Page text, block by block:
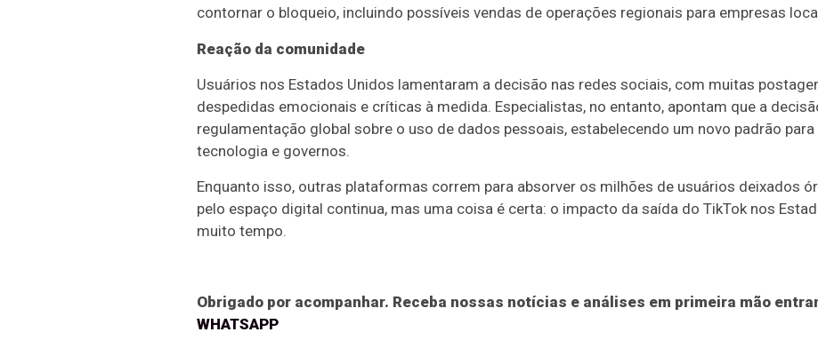
contornar o bloqueio, incluindo possíveis vendas de operações regionais para empresas
Reação da comunidade
Usuários nos Estados Unidos lamentaram a decisão nas redes sociais, com muitas
despedidas emocionais e críticas à medida. Especialistas, no entanto, apontam que a
regulamentação global sobre o uso de dados pessoais, estabelecendo um novo padrão
tecnologia e governos.
Enquanto isso, outras plataformas correm para absorver os milhões de usuários deixados
pelo espaço digital continua, mas uma coisa é certa: o impacto da saída do TikTok nos
muito tempo.
Obrigado por acompanhar. Receba nossas notícias e análises em primeira mão
WHATSAPP